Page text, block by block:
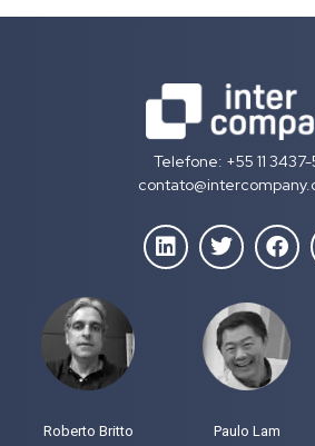
Telefone: +55 11 3437-
Roberto Britto Paulo Lam